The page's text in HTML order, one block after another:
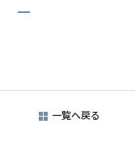
一覧へ戻る